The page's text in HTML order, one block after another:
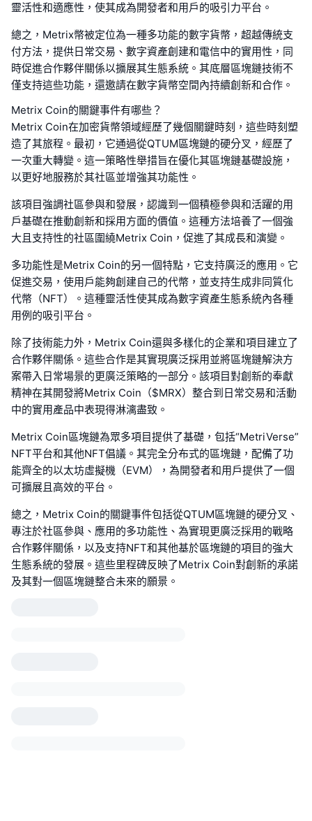
靈活性和適應性，使其成為開發者和用戶的吸引力平台。
總之，Metrix幣被定位為一種多功能的數字貨幣，超越傳統支
付方法，提供日常交易、數字資產創建和電信中的實用性，同
時促進合作夥伴關係以擴展其生態系統。其底層區塊鏈技術不
僅支持這些功能，還邀請在數字貨幣空間內持續創新和合作。
Metrix Coin的關鍵事件有哪些？
Metrix Coin在加密貨幣領域經歷了幾個關鍵時刻，這些時刻塑
造了其旅程。最初，它通過從QTUM區塊鏈的硬分叉，經歷了
一次重大轉變。這一策略性舉措旨在優化其區塊鏈基礎設施，
以更好地服務於其社區並增強其功能性。
該項目強調社區參與和發展，認識到一個積極參與和活躍的用
戶基礎在推動創新和採用方面的價值。這種方法培養了一個強
大且支持性的社區圍繞Metrix Coin，促進了其成長和演變。
多功能性是Metrix Coin的另一個特點，它支持廣泛的應用。它
促進交易，使用戶能夠創建自己的代幣，並支持生成非同質化
代幣（NFT）。這種靈活性使其成為數字資產生態系統內各種
用例的吸引平台。
除了技術能力外，Metrix Coin還與多樣化的企業和項目建立了
合作夥伴關係。這些合作是其實現廣泛採用並將區塊鏈解決方
案帶入日常場景的更廣泛策略的一部分。該項目對創新的奉獻
精神在其開發將Metrix Coin（$MRX）整合到日常交易和活動
中的實用產品中表現得淋漓盡致。
Metrix Coin區塊鏈為眾多項目提供了基礎，包括“MetriVerse”
NFT平台和其他NFT倡議。其完全分布式的區塊鏈，配備了功
能齊全的以太坊虛擬機（EVM），為開發者和用戶提供了一個
可擴展且高效的平台。
總之，Metrix Coin的關鍵事件包括從QTUM區塊鏈的硬分叉、
專注於社區參與、應用的多功能性、為實現更廣泛採用的戰略
合作夥伴關係，以及支持NFT和其他基於區塊鏈的項目的強大
生態系統的發展。這些里程碑反映了Metrix Coin對創新的承諾
及其對一個區塊鏈整合未來的願景。